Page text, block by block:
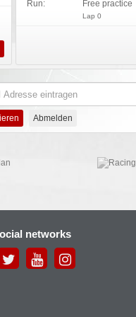
Run: Free practice
Lap 0
networks